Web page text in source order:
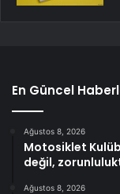
En Güncel
Ağustos 8, 2026
Motosiklet
değil,
Ağustos 8, 2026